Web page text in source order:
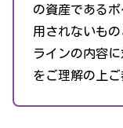
の資産である
用されないも
ラインの内容
をご理解の上ご